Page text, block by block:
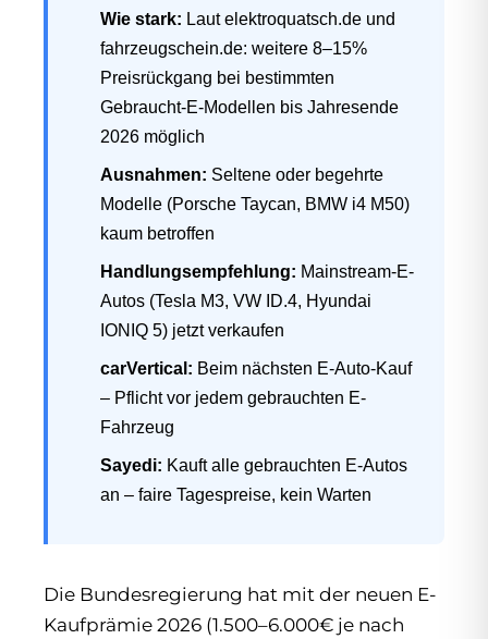
Wie stark: Laut elektroquatsch.de und
fahrzeugschein.de: weitere 8–15%
Preisrückgang bei bestimmten
Gebraucht-E-Modellen bis Jahresende
2026 möglich
Ausnahmen: Seltene oder begehrte
Modelle (Porsche Taycan, BMW i4 M50)
kaum betroffen
Handlungsempfehlung: Mainstream-E-
Autos (Tesla M3, VW ID.4, Hyundai
IONIQ 5) jetzt verkaufen
carVertical: Beim nächsten E-Auto-Kauf
– Pflicht vor jedem gebrauchten E-
Fahrzeug
Sayedi: Kauft alle gebrauchten E-Autos
an – faire Tagespreise, kein Warten
Die Bundesregierung hat mit der neuen E-
Kaufprämie 2026 (1.500–6.000€ je nach